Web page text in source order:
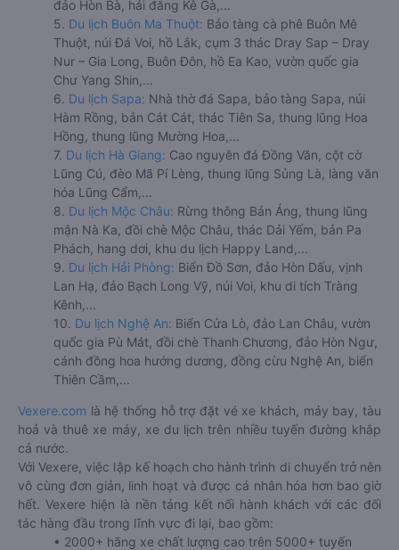
đảo Hòn Bà, hải đăng Kê Gà,...
5. Du lịch Buôn Ma Thuột: Bảo tàng cà phê Buôn Mê
Thuột, núi Đá Voi, hồ Lắk, cụm 3 thác Dray Sap – Dray
Nur – Gia Long, Buôn Đôn, hồ Ea Kao, vườn quốc gia
Chư Yang Shin,...
6. Du lịch Sapa: Nhà thờ đá Sapa, bảo tàng Sapa, núi
Hàm Rồng, bản Cát Cát, thác Tiên Sa, thung lũng Hoa
Hồng, thung lũng Mường Hoa,...
7. Du lịch Hà Giang: Cao nguyên đá Đồng Văn, cột cờ
Lũng Cú, đèo Mã Pí Lèng, thung lũng Sủng Là, làng văn
hóa Lũng Cẩm,...
8. Du lịch Mộc Châu: Rừng thông Bản Áng, thung lũng
mận Nà Ka, đồi chè Mộc Châu, thác Dải Yếm, bản Pa
Phách, hang dơi, khu du lịch Happy Land,...
9. Du lịch Hải Phòng: Biển Đồ Sơn, đảo Hòn Dấu, vịnh
Lan Hạ, đảo Bạch Long Vỹ, núi Voi, khu di tích Tràng
Kênh,...
10. Du lịch Nghệ An: Biển Cửa Lò, đảo Lan Châu, vườn
quốc gia Pù Mát, đồi chè Thanh Chương, đảo Hòn Ngư,
cánh đồng hoa hướng dương, đồng cừu Nghệ An, biển
Thiên Cầm,...
Vexere.com là hệ thống hỗ trợ đặt vé xe khách, máy bay, tàu
hoả và thuê xe máy, xe du lịch trên nhiều tuyến đường khắp
cả nước.
Với Vexere, việc lập kế hoạch cho hành trình di chuyển trở nên
vô cùng đơn giản, linh hoạt và được cá nhân hóa hơn bao giờ
hết. Vexere hiện là nền tảng kết nối hành khách với các đối
tác hàng đầu trong lĩnh vực đi lại, bao gồm:
• 2000+ hãng xe chất lượng cao trên 5000+ tuyến